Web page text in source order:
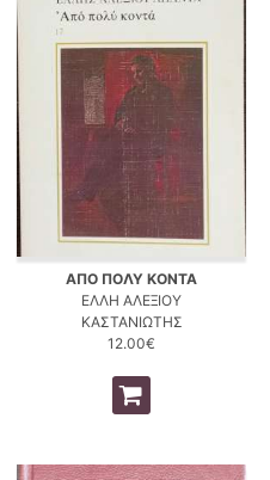
ΑΠΟ ΠΟΛΥ ΚΟΝΤΑ
ΕΛΛΗ ΑΛΕΞΙΟΥ
ΚΑΣΤΑΝΙΩΤΗΣ
12.00€